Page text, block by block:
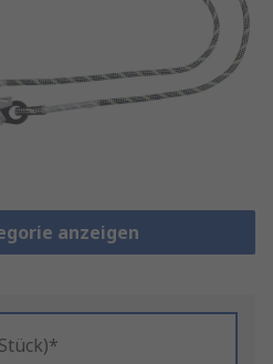
anzeigen